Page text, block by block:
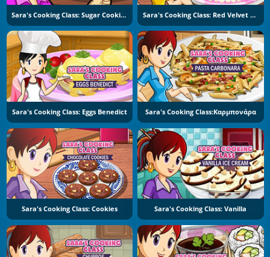
Sara's Cooking Class: Sugar Cookies Sara's Cooking Class: Red Velvet Cake
Sara's Cooking Class: Eggs Benedict Sara's Cooking Class:Καρμπονάρα
Sara's Cooking Class: Cookies Sara's Cooking Class: Vanilla